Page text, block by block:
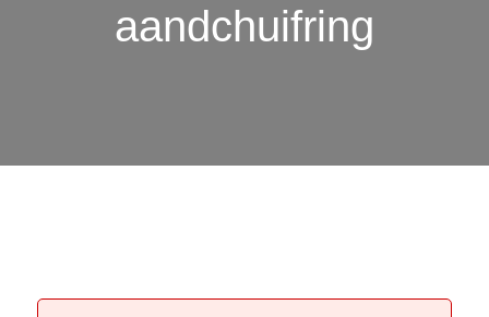
aandchuifring